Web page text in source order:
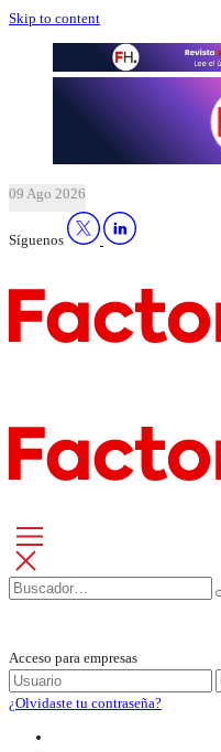
Skip to content
09 Ago 2026
Síguenos
Acceso para empresas
¿Olvidaste tu contraseña?